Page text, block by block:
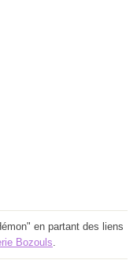
en partant des liens
Bozouls.